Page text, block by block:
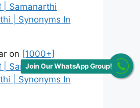
| Samanarthi
| Synonyms In
on [1000+]
| Samanarthi
| Synonyms In
Join Our WhatsApp Group!